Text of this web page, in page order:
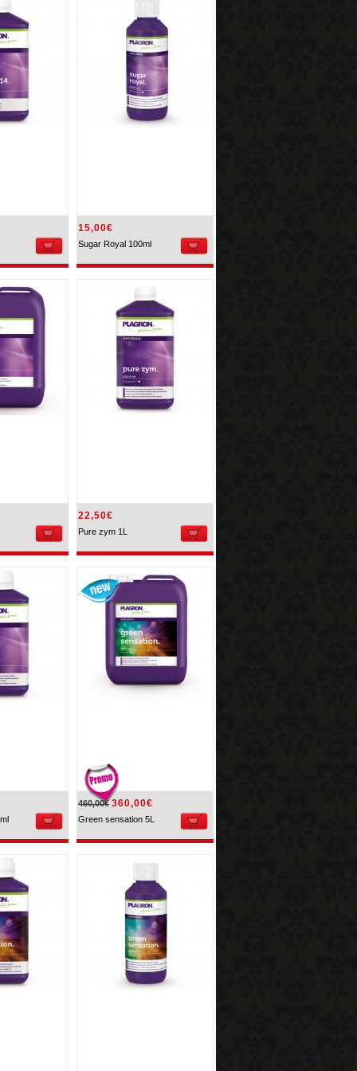
15,00€
Sugar Royal 100ml
22,50€
Pure zym 1L
460,00€ 360,00€
Green sensation 5L